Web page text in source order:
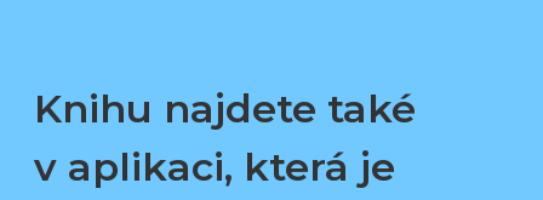
Knihu najdete také
v aplikaci, která je